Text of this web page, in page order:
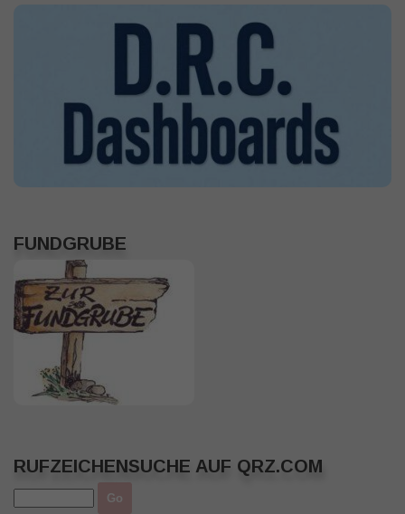
FUNDGRUBE
RUFZEICHENSUCHE AUF QRZ.COM